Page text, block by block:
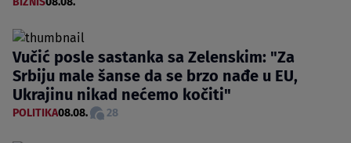
Vučić posle sastanka sa Zelenskim: "Za
Srbiju male šanse da se brzo nađe u EU,
Ukrajinu nikad nećemo kočiti"
POLITIKA08.08. 28